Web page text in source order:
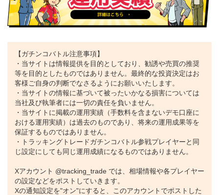
・自動売買の運用のコツを知りたい！
という方はぜひ、公式Xをフォローして、熟練トレーダーの手法を
【ガチンコバトル注意事項】
・当サイトは情報提供を目的としており、勧誘や売買の推奨
等を目的としたものではありません。最終的な投資決定はお
客様ご自身の判断でなさるようにお願いいたします。
・当サイトの情報に基づいて被ったいかなる損害については
当社及び執筆者には一切の責任を負いません。
・当サイトに掲載の運用実績（手数料を含まないデモ口座に
おける運用実績）は過去のものであり、将来の運用成果等を
保証するものではありません。
・トラッキングトレードガチンコバトル参戦プレイヤーと同
じ設定にしても同じ運用成績になるものではありません。
Xアカウント @tracking_trade では、相場情報や各プレイヤー
の設定などをポストしていきます。
Xの通知設定を"オン"にすると、このアカウントでポストした